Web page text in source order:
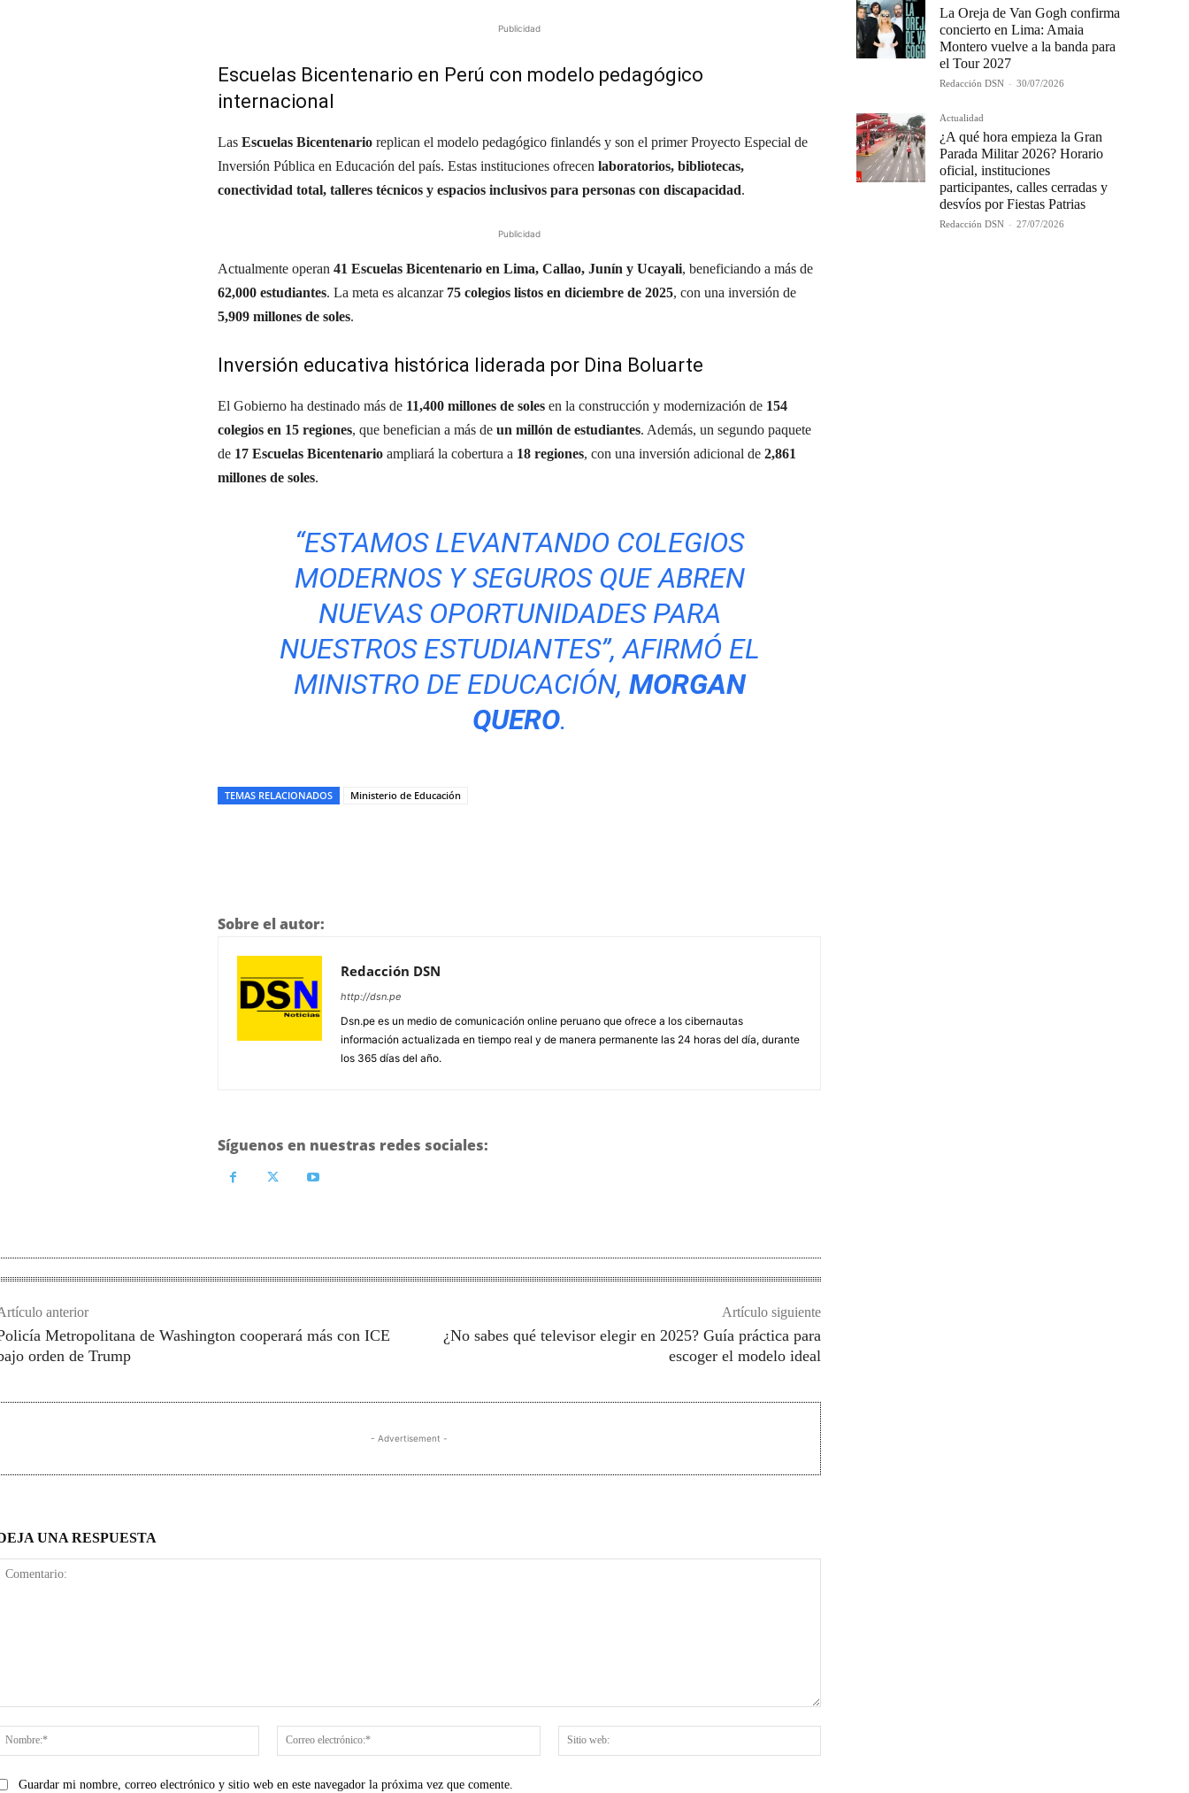
Publicidad
Escuelas Bicentenario en Perú con modelo pedagógico
internacional
Las Escuelas Bicentenario replican el modelo pedagógico finlandés y son el primer Proyecto Especial de
Inversión Pública en Educación del país. Estas instituciones ofrecen laboratorios, bibliotecas,
conectividad total, talleres técnicos y espacios inclusivos para personas con discapacidad.
Publicidad
Actualmente operan 41 Escuelas Bicentenario en Lima, Callao, Junín y Ucayali, beneficiando a más de
62,000 estudiantes. La meta es alcanzar 75 colegios listos en diciembre de 2025, con una inversión de
5,909 millones de soles.
Inversión educativa histórica liderada por Dina Boluarte
El Gobierno ha destinado más de 11,400 millones de soles en la construcción y modernización de 154
colegios en 15 regiones, que benefician a más de un millón de estudiantes. Además, un segundo paquete
de 17 Escuelas Bicentenario ampliará la cobertura a 18 regiones, con una inversión adicional de 2,861
millones de soles.
“ESTAMOS LEVANTANDO COLEGIOS
MODERNOS Y SEGUROS QUE ABREN
NUEVAS OPORTUNIDADES PARA
NUESTROS ESTUDIANTES”, AFIRMÓ EL
MINISTRO DE EDUCACIÓN, MORGAN
QUERO.
TEMAS RELACIONADOS Ministerio de Educación
Sobre el autor:
Redacción DSN
http://dsn.pe
Dsn.pe es un medio de comunicación online peruano que ofrece a los cibernautas
información actualizada en tiempo real y de manera permanente las 24 horas del día, durante
los 365 días del año.
Síguenos en nuestras redes sociales:
anterior
Metropolitana de Washington cooperará más con ICE
orden de Trump
Artículo siguiente
¿No sabes qué televisor elegir en 2025? Guía práctica para
escoger el modelo ideal
- Advertisement -
UNA RESPUESTA
Nombre:*
Correo
electrónico:*
web:
Guardar mi nombre, correo electrónico y sitio web en este navegador la próxima vez que comente.
La Oreja de Van Gogh confirma
concierto en Lima: Amaia
Montero vuelve a la banda para
el Tour 2027
Redacción DSN - 30/07/2026
Actualidad
¿A qué hora empieza la Gran
Parada Militar 2026? Horario
oficial, instituciones
participantes, calles cerradas y
desvíos por Fiestas Patrias
Redacción DSN - 27/07/2026